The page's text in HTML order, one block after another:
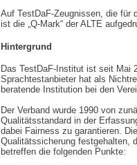
Auf TestDaF-Zeugnissen, die für
ist die „Q-Mark“ der ALTE
Hintergrund
Das TestDaF-Institut ist seit Mai
Sprachtestanbieter hat als
beratende Institution bei den
Der Verband wurde 1990 von
Qualitätsstandard in der
dabei Fairness zu garantieren.
Qualitätssicherung festgehalten,
betreffen die folgenden Punkte: